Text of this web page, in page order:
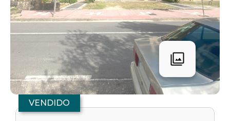
VENDIDO